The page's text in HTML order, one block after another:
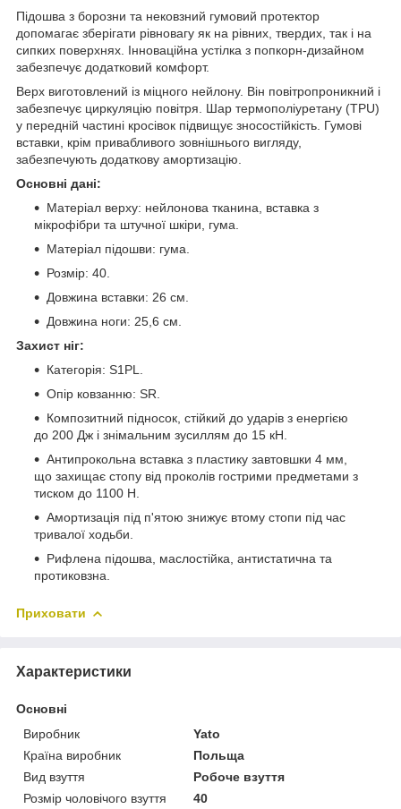
Підошва з борозни та нековзний гумовий протектор
допомагає зберігати рівновагу як на рівних, твердих, так і на
сипких поверхнях. Інноваційна устілка з попкорн-дизайном
забезпечує додатковий комфорт.
Верх виготовлений із міцного нейлону. Він повітропроникний і
забезпечує циркуляцію повітря. Шар термополіуретану (TPU)
у передній частині кросівок підвищує зносостійкість. Гумові
вставки, крім привабливого зовнішнього вигляду,
забезпечують додаткову амортизацію.
Основні дані:
Матеріал верху: нейлонова тканина, вставка з
мікрофібри та штучної шкіри, гума.
Матеріал підошви: гума.
Розмір: 40.
Довжина вставки: 26 см.
Довжина ноги: 25,6 см.
Захист ніг:
Категорія: S1PL.
Опір ковзанню: SR.
Композитний підносок, стійкий до ударів з енергією
до 200 Дж і знімальним зусиллям до 15 кН.
Антипрокольна вставка з пластику завтовшки 4 мм,
що захищає стопу від проколів гострими предметами з
тиском до 1100 Н.
Амортизація під п'ятою знижує втому стопи під час
тривалої ходьби.
Рифлена підошва, маслостійка, антистатична та
протиковзна.
Приховати
Характеристики
Основні
Виробник
Yato
Країна виробник
Польща
Вид взуття
Робоче взуття
Розмір чоловічого взуття
40